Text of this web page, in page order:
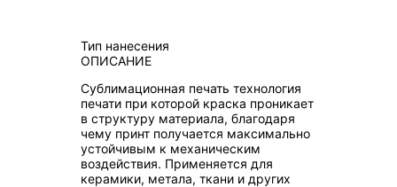
Тип нанесения
ОПИСАНИЕ
Сублимационная печать технология
печати при которой краска проникает
в структуру материала, благодаря
чему принт получается максимально
устойчивым к механическим
воздействия. Применяется для
керамики, метала, ткани и других